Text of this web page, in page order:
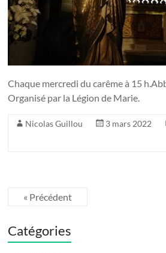
Chaque mercredi du carême à 15
Organisé par la Légion de Marie.
Nicolas Guillou 3 mars 2022
« Précédent
Catégories